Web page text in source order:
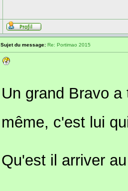
Sujet du message: Re: Portimao 2015
Un grand Bravo
même, c'est lui
Qu'est il arriver